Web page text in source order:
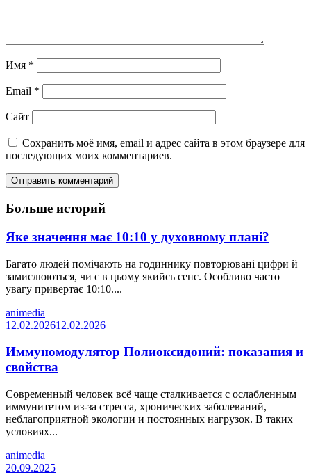
Имя *
Email *
Сайт
Сохранить моё имя, email и адрес сайта в этом браузере для
последующих моих комментариев.
Больше историй
Яке значення має 10:10 у духовному плані?
Багато людей помічають на годиннику повторювані цифри й
замислюються, чи є в цьому якийсь сенс. Особливо часто
увагу привертає 10:10....
animedia
12.02.202612.02.2026
Иммуномодулятор Полиоксидоний: показания и
свойства
Современный человек всё чаще сталкивается с ослабленным
иммунитетом из-за стресса, хронических заболеваний,
неблагоприятной экологии и постоянных нагрузок. В таких
условиях...
animedia
20.09.2025